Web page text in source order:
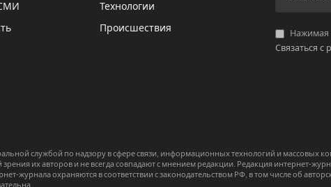
Технологии
Происшествия
Нажимая
Связаться с
службой по надзору в сфере связи, информационных технологий и массовых
их авторов и не всегда совпадают с мнением редакции. Редакция интернет-
журнала охраняются в соответствии с законодательством РФ, в том числе об